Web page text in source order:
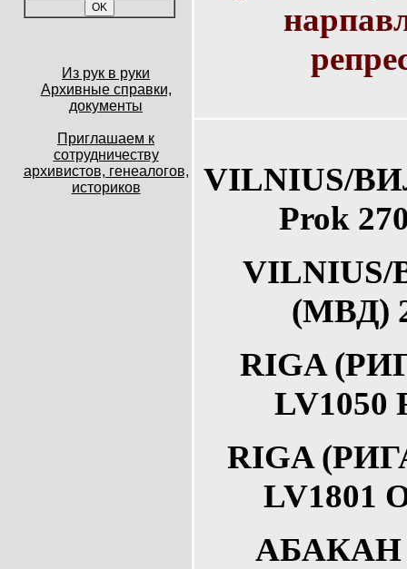
Из рук в руки
Архивные справки,
документы
Приглашаем к
сотрудничеству
архивистов, генеалогов,
историков
VILNIUS/
Prok
(МВД)
RIGA
LV1050
RIGA
LV1801
АБАКАН